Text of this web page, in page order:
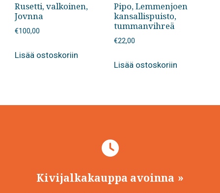
Rusetti, valkoinen,
Jovnna
€100,00
Lisää ostoskoriin
Pipo, Lemmenjoen
kansallispuisto,
tummanvihreä
€22,00
Lisää ostoskoriin
Kivijalkakauppa avoinna